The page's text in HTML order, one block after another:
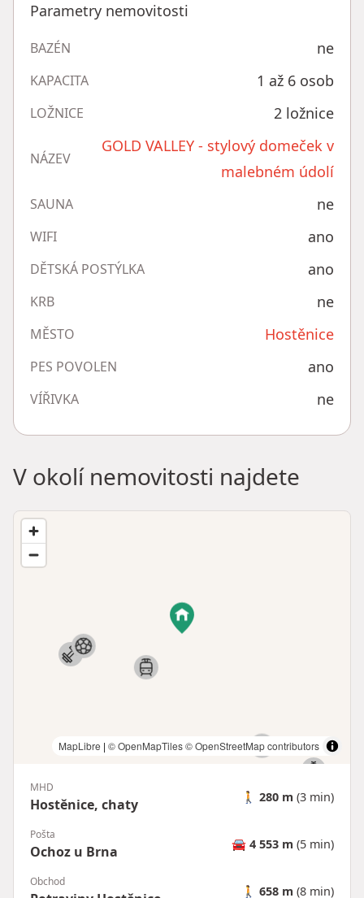
Parametry nemovitosti
BAZÉN ne
KAPACITA 1 až 6 osob
LOŽNICE 2 ložnice
NÁZEV
GOLD VALLEY - stylový domeček v
malebném údolí
SAUNA ne
WIFI ano
DĚTSKÁ POSTÝLKA ano
KRB ne
MĚSTO Hostěnice
PES POVOLEN ano
VÍŘIVKA ne
V okolí nemovitosti najdete
MapLibre | © OpenMapTiles© OpenStreetMap contributors
MHD
Hostěnice, chaty 🚶 280 m (3 min)
Pošta
Ochoz u Brna 🚘 4 553 m (5 min)
Obchod
🚶 658 m (8 min)